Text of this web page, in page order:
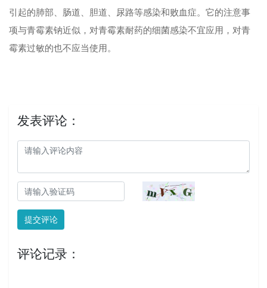
引起的肺部、肠道、胆道、尿路等感染和败血症。它的注意事
项与青霉素钠近似，对青霉素耐药的细菌感染不宜应用，对青
霉素过敏的也不应当使用。
发表评论：
提交评论
评论记录：